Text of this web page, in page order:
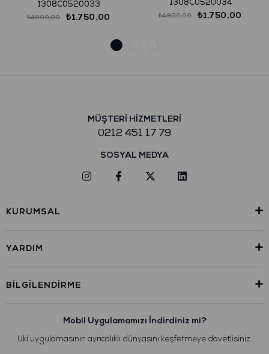
1308C0520033
₺1.750,00
₺4.900,00
1308C0520034
₺1.750,00
₺4.900,00
MÜŞTERİ HİZMETLERİ
0212 451 17 79
SOSYAL MEDYA
KURUMSAL
YARDIM
BILGILENDIRME
Mobil Uygulamamızı İndirdiniz mi?
Uki uygulamasının ayrıcalıklı dünyasını keşfetmeye davetlisiniz.